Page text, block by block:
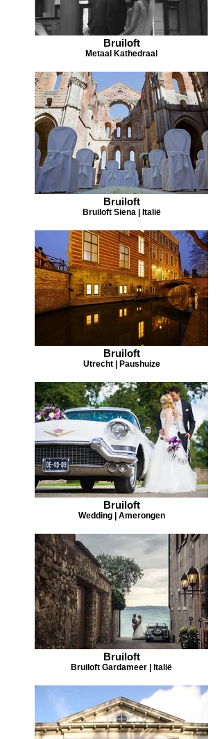
Bruiloft
Metaal Kathedraal
Bruiloft
Bruiloft Siena | Italië
Bruiloft
Utrecht | Paushuize
Bruiloft
Wedding | Amerongen
Bruiloft
Bruiloft Gardameer | Italië